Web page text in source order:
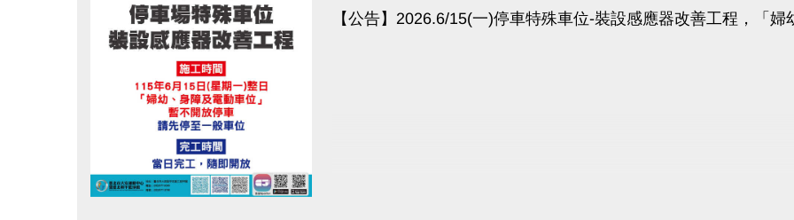
【公告】2026.6/15(一)停車特殊車位-裝設感應器改善工程，「